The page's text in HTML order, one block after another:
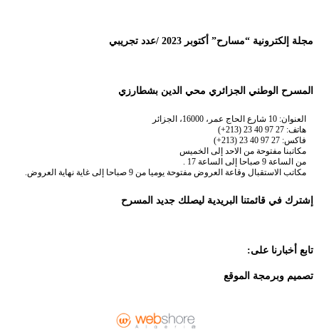
مجلة إلكترونية “مسارح” أكتوبر 2023 /عدد تجريبي
المسرح الوطني الجزائري محي الدين بشطارزي
العنوان: 10 شارع الحاج عمر، 16000، الجزائر
هاتف: 27 97 40 23 (213+)
فاكس: 27 97 40 23 (213+)
مكاتبنا مفتوحة من الاحد إلى الخميس
من الساعة 9 صباحا إلى الساعة 17 .
مكاتب الاستقبال وقاعة العروض مفتوحة يوميا من 9 صباحا إلى غاية نهاية العروض.
إشترك في قائمتنا البريدية ليصلك جديد المسرح
تابع أخبارنا على:
تصميم وبرمجة الموقع